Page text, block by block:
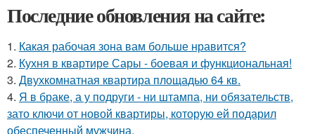
Последние обновления на сайте:
1. Какая рабочая зона вам больше нравится?
2. Кухня в квартире Сары - боевая и функциональная!
3. Двухкомнатная квартира площадью 64 кв.
4. Я в браке, а у подруги - ни штампа, ни обязательств,
зато ключи от новой квартиры, которую ей подарил
обеспеченный мужчина.